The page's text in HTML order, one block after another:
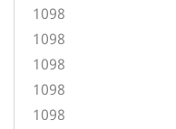
1098
1098
1098
1098
1098